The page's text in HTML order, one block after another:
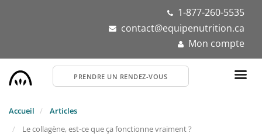
1-877-260-5535
contact@equipenutrition.ca
Mon compte
PRENDRE UN RENDEZ-VOUS
Accueil
Articles
Le collagène, est-ce que ça fonctionne vraiment ?